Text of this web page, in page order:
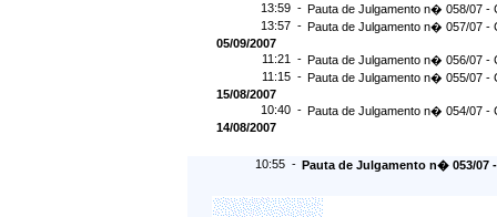
13:59 - Pauta de Julgamento n� 058/07 -
13:57 - Pauta de Julgamento n� 057/07 -
05/09/2007
11:21 - Pauta de Julgamento n� 056/07 -
11:15 - Pauta de Julgamento n� 055/07 -
15/08/2007
10:40 - Pauta de Julgamento n� 054/07 -
14/08/2007
10:55 - Pauta de Julgamento n� 053/07 -